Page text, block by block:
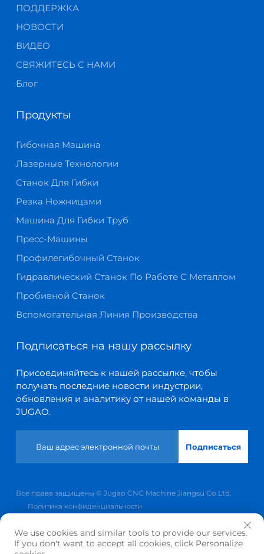
ПОДДЕРЖКА
НОВОСТИ
ВИДЕО
СВЯЖИТЕСЬ С НАМИ
Блог
Продукты
Гибочная Машина
Лазерные Технологии
Станок Для Гибки
Резка Ножницами
Машина Для Гибки Труб
Пресс-Машины
Профилегибочный Станок
Гидравлический Станок По Работе С Металлом
Пробивной Станок
Вспомогательная Линия Производства
Подписаться на нашу рассылку
Присоединяйтесь к нашей рассылке, чтобы
получать последние новости индустрии,
обновления и аналитику от нашей команды в
JUGAO.
Подписаться
Все права защищены © Jugao CNC Machine Jiangsu Co Ltd.
Политика конфиденциальности
Прокрутить вверх
We use cookies and similar tools to provide our services.
If you don't want to accept all cookies, click Personalize